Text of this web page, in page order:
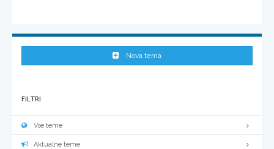
Nova tema
FILTRI
Vse teme
Aktualne teme